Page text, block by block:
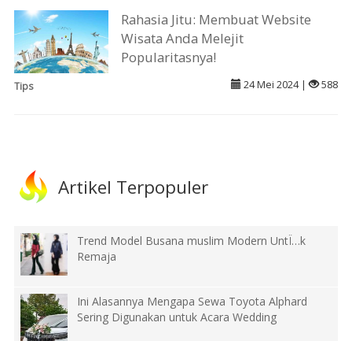
Rahasia Jitu: Membuat Website
Wisata Anda Melejit
Popularitasnya!
Tips 24 Mei 2024 | 588
Artikel Terpopuler
Trend Model Busana muslim Modern UntÏ…k
Remaja
Ini Alasannya Mengapa Sewa Toyota Alphard
Sering Digunakan untuk Acara Wedding